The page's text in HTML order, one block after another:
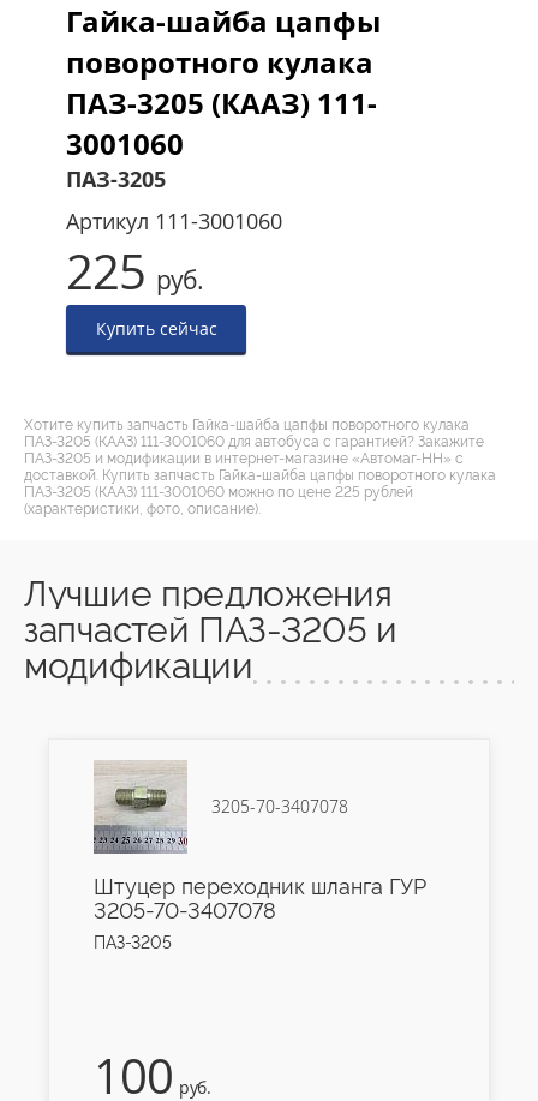
Гайка-шайба цапфы
поворотного кулака
ПАЗ-3205 (КААЗ) 111-
3001060
ПАЗ-3205
Артикул 111-3001060
225 руб.
Купить сейчас
Хотите купить запчасть Гайка-шайба цапфы поворотного кулака
ПАЗ-3205 (КААЗ) 111-3001060 для автобуса с гарантией? Закажите
ПАЗ-3205 и модификации в интернет-магазине «Автомаг-НН» с
доставкой. Купить запчасть Гайка-шайба цапфы поворотного кулака
ПАЗ-3205 (КААЗ) 111-3001060 можно по цене 225 рублей
(характеристики, фото, описание).
Лучшие предложения
запчастей ПАЗ-3205 и
модификации
3205-70-3407078
Штуцер переходник шланга ГУР
3205-70-3407078
ПАЗ-3205
100 руб.